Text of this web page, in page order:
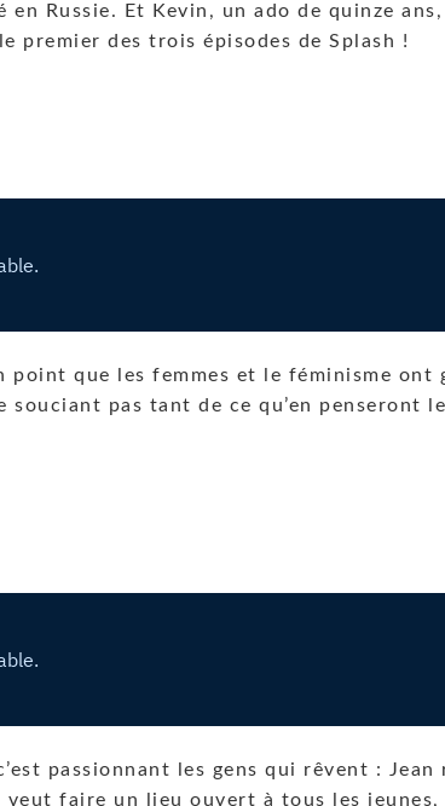
Russie. Et Kevin, un ado de quinze ans,
premier des trois épisodes de Splash !
que les femmes et le féminisme ont
pas tant de ce qu’en penseront
passionnant les gens qui rêvent : Jean
faire un lieu ouvert à tous les jeunes,